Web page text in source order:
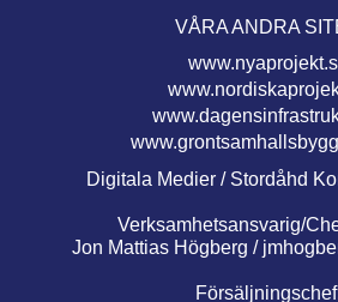
VÅRA ANDRA
Digitala Medier / Stordåhd
Verksamhetsansvarig/
Jon Mattias Högberg /